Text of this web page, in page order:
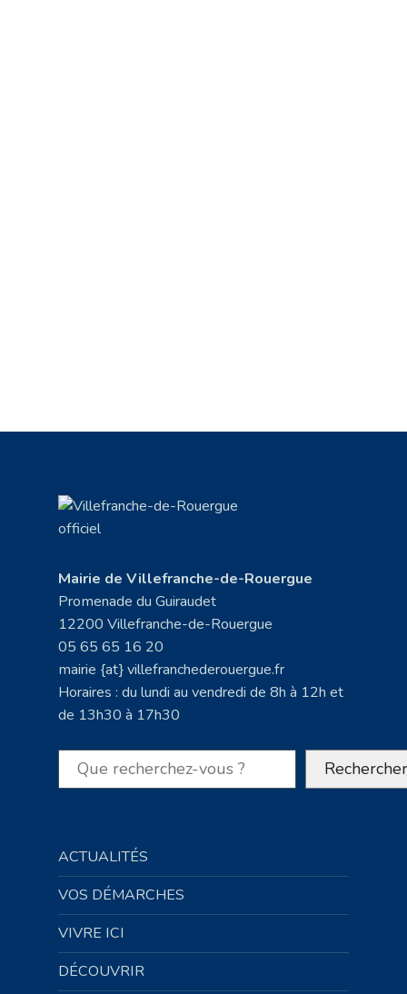
Mairie de Villefranche-de-Rouergue
Promenade du Guiraudet
12200 Villefranche-de-Rouergue
05 65 65 16 20
mairie {at} villefranchederouergue.fr
Horaires : du lundi au vendredi de 8h à 12h et
de 13h30 à 17h30
Rechercher Rechercher
ACTUALITÉS
VOS DÉMARCHES
VIVRE ICI
DÉCOUVRIR